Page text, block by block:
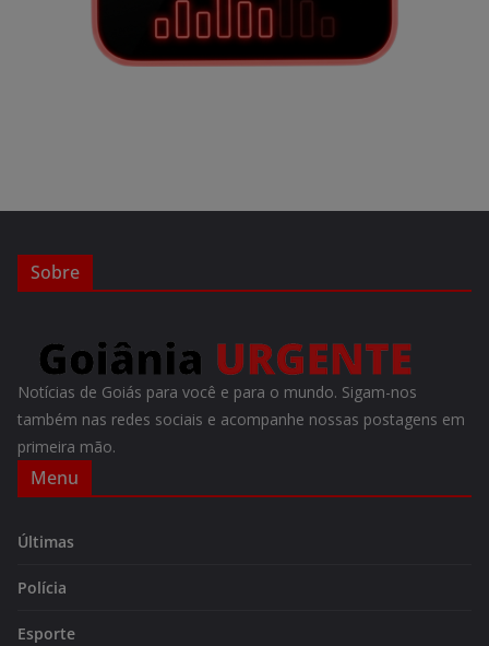
Sobre
Notícias de Goiás para você e para o mundo. Sigam-nos
também nas redes sociais e acompanhe nossas postagens em
primeira mão.
Menu
Últimas
Polícia
Esporte